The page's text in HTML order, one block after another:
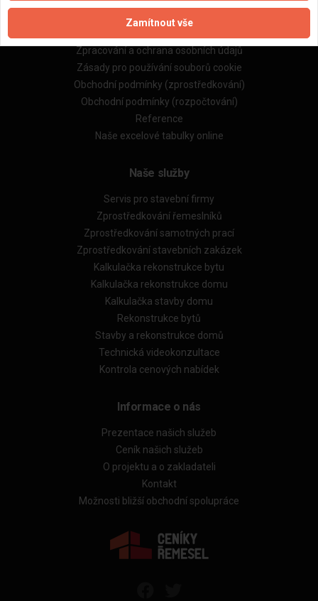
Důležité informace
Zpracování a ochrana osobních údajů
Zásady pro používání souborů cookie
Obchodní podmínky (zprostředkování)
Obchodní podmínky (rozpočtování)
Reference
Naše excelové tabulky online
Naše služby
Servis pro stavební firmy
Zprostředkování řemeslníků
Zprostředkování samotných prací
Zprostředkování stavebních zakázek
Kalkulačka rekonstrukce bytu
Kalkulačka rekonstrukce domu
Kalkulačka stavby domu
Rekonstrukce bytů
Stavby a rekonstrukce domů
Technická videokonzultace
Kontrola cenových nabídek
Informace o nás
Prezentace našich služeb
Ceník našich služeb
O projektu a o zakladateli
Kontakt
Možnosti bližší obchodní spolupráce
Zamítnout vše